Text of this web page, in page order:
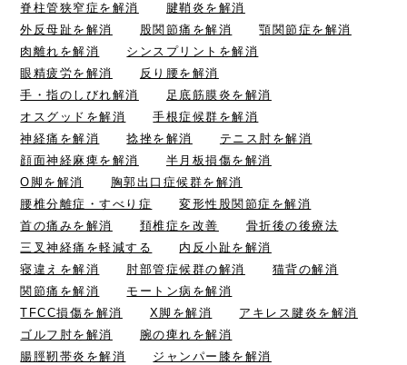
脊柱管狭窄症を解消
腱鞘炎を解消
外反母趾を解消
股関節痛を解消
顎関節症を解消
肉離れを解消
シンスプリントを解消
眼精疲労を解消
反り腰を解消
手・指のしびれ解消
足底筋膜炎を解消
オスグッドを解消
手根症候群を解消
神経痛を解消
捻挫を解消
テニス肘を解消
顔面神経麻痺を解消
半月板損傷を解消
O脚を解消
胸郭出口症候群を解消
腰椎分離症・すべり症
変形性股関節症を解消
首の痛みを解消
頚椎症を改善
骨折後の後療法
三叉神経痛を軽減する
内反小趾を解消
寝違えを解消
肘部管症候群の解消
猫背の解消
関節痛を解消
モートン病を解消
TFCC損傷を解消
X脚を解消
アキレス腱炎を解消
ゴルフ肘を解消
腕の痺れを解消
腸脛靭帯炎を解消
ジャンパー膝を解消